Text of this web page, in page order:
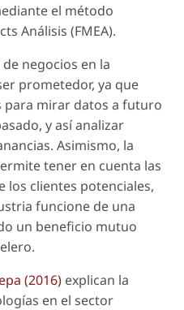
el método
Análisis (FMEA).
negocios en la
prometedor, ya que
para mirar datos a futuro
y así analizar
Asimismo, la
tener en cuenta las
los clientes potenciales,
funcione de una
un beneficio mutuo
(2016) explican la
en el sector